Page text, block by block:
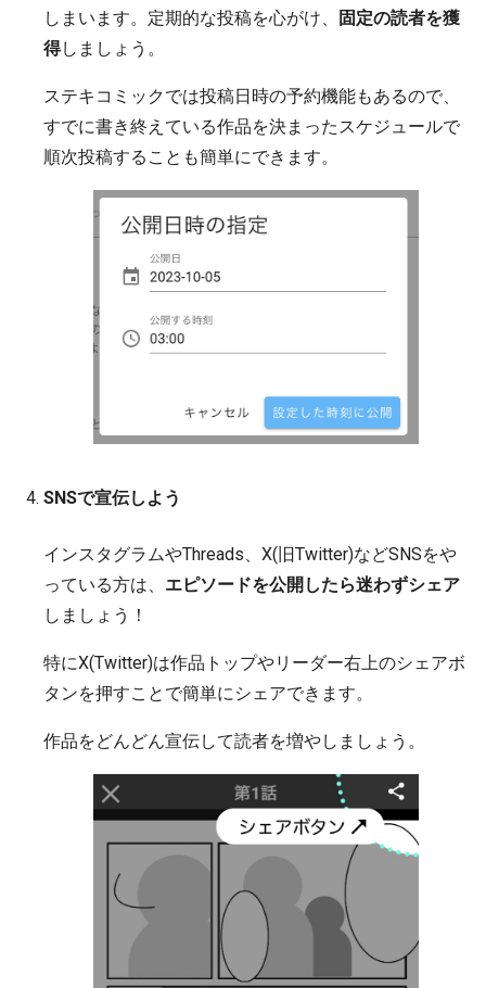
しまいます。定期的な投稿を心がけ、
固定の読者を獲
得しましょう。
ステキコミックでは投稿日時の予約機能もあるので、
すでに書き終えている作品を決まったスケジュールで
順次投稿することも簡単にできます。
SNSで宣伝しよう
インスタグラムやThreads、X(旧Twitter)などSNSをや
っている方は、 エピソードを公開したら迷わずシェア
しましょう！
特にX(Twitter)は作品トップやリーダー右上のシェアボ
タンを押すことで簡単にシェアできます。
作品をどんどん宣伝して読者を増やしましょう。